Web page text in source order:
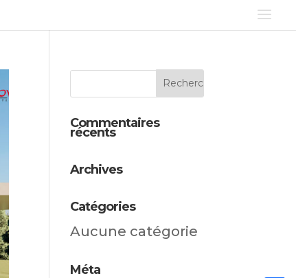
Commentaires
récents
Archives
Catégories
Aucune catégorie
Méta